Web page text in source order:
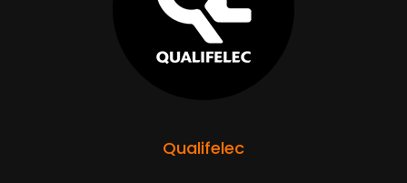
Qualifelec